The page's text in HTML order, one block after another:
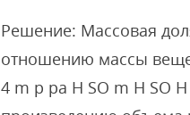
Решение: Массовая
отношению массы
4 m р ра H SO m H SO